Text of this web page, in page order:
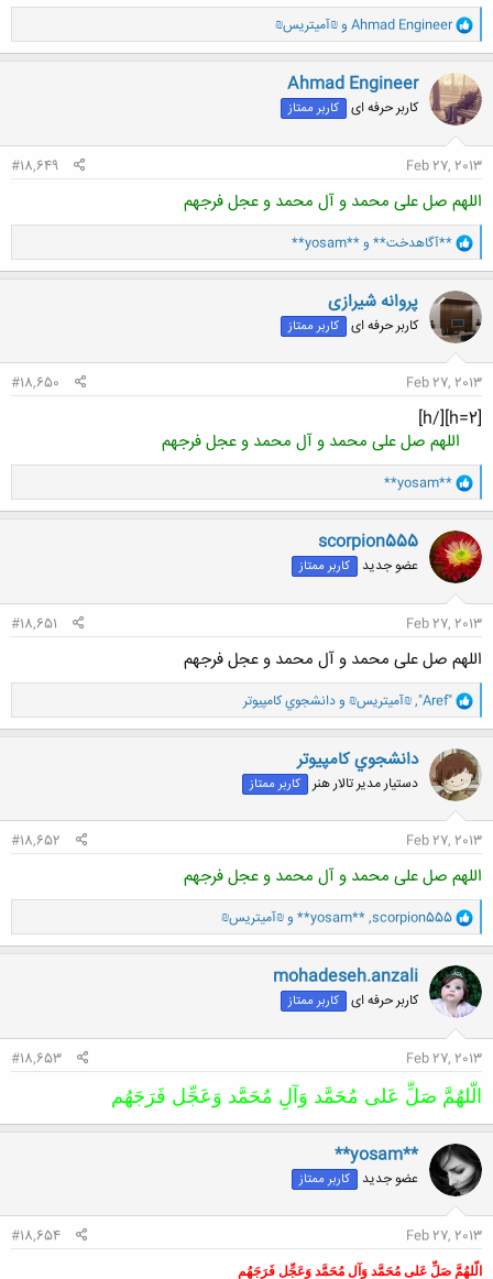
و
ا
ک
ن
ش
ه
ا
Ahmad Engineer و₪آمیتریس₪
Ahmad Engineer
کاربر حرفه ای کاربر ممتاز
Feb 27, 2013
#18,649
اللهم صل علی محمد و آل محمد و عجل فرجهم
و
ا
ک
ن
ش
ه
ا
**آگاهدخت** و **yosam**
پروانه شیرازی
کاربر حرفه ای کاربر ممتاز
Feb 27, 2013
#18,650
[h=2][/h]
اللهم صل علی محمد و آل محمد و عجل فرجهم
و
ا
ک
ن
ش
ه
ا
**yosam**
scorpion555
عضو جدید کاربر ممتاز
Feb 27, 2013
#18,651
اللهم صل علی محمد و آل محمد و عجل فرجهم
و
ا
ک
ن
ش
ه
ا
"Aref"
,₪آمیتریس₪ و دانشجوي كامپيوتر
دانشجوي كامپيوتر
دستیار مدیر تالار هنر کاربر ممتاز
Feb 27, 2013
#18,652
اللهم صل علی محمد و آل محمد و عجل فرجهم
و
ا
ک
ن
ش
ه
ا
scorpion555
,
**yosam** و₪آمیتریس₪
mohadeseh.anzali
کاربر حرفه ای کاربر ممتاز
Feb 27, 2013
#18,653
الّلهُمَّ صَلِّ عَلی مُحَمَّد وَآلِ مُحَمَّد وَعَجِّل فَرَجَهُم
**yosam**
عضو جدید کاربر ممتاز
Feb 27, 2013
#18,654
الّلهُمَّ صَلِّ عَلی مُحَمَّد وَآلِ مُحَمَّد وَعَجِّل فَرَجَهُم